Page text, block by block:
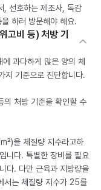
, 선호하는 제조사, 독감
하러 방문해야 해요.
고비 등) 처방 기
과다하게 많은 양의 체
지 기준으로 진단합니다.
의 처방 기준을 확인할 수
을 체질량 지수라고하
니다. 특별한 장비를 필요
다. 다만 근육과 지방량을
서는 체질량 지수가 25를